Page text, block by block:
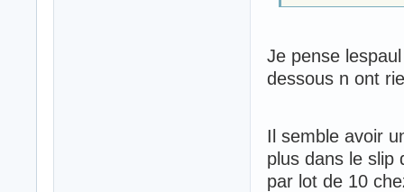
Je pense
dessous n ont
Il semble avoir
plus dans le slip
par lot de 10